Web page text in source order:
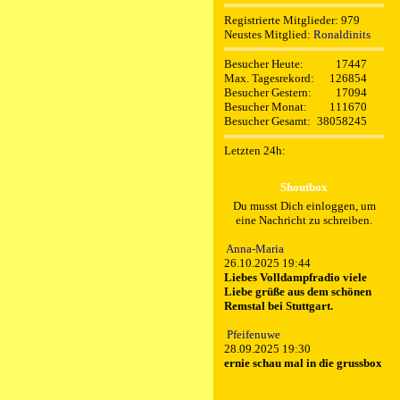
Registrierte Mitglieder: 979
Neustes Mitglied: Ronaldinits
Besucher Heute:
17447
Max. Tagesrekord:
126854
Besucher Gestern:
17094
Besucher Monat:
111670
Besucher Gesamt: 38058245
Letzten 24h:
Shoutbox
Du musst Dich einloggen, um
eine Nachricht zu schreiben.
Anna-Maria
26.10.2025 19:44
Liebes Volldampfradio viele
Liebe grüße aus dem schönen
Remstal bei Stuttgart.
Pfeifenuwe
28.09.2025 19:30
ernie schau mal in die grussbox